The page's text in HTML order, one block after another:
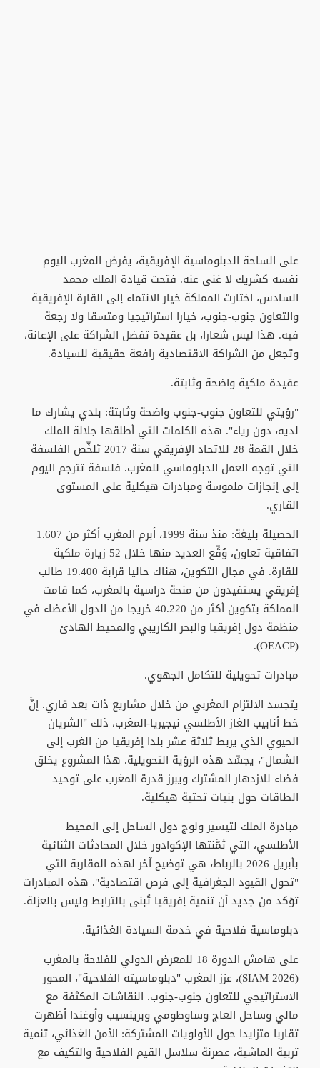
على الساحة الدبلوماسية الإفريقية، يفرض المغرب اليوم
نفسه كشريك لا غنى عنه. فتحت قيادة الملك محمد
السادس، اختارت المملكة خيار الانتماء إلى القارة الإفريقية
والتعاون جنوب-جنوب، خيارا استراتيجيا ومتسقا ولا رجعة
فيه. هذا ليس شعارا، بل عقيدة تفضل الشراكة على الإعانة،
وتجعل من الشراكة الاقتصادية رافعة حقيقية للسيادة.
عقيدة ملكية واضحة وثابتة.
"رؤيتي للتعاون جنوب-جنوب واضحة وثابتة: بلدي يشارك ما
لديه، دون رياء". هذه الكلمات التي أطلقها جلالة الملك
خلال القمة 28 للاتحاد الإفريقي سنة 2017 تَلخِّص الفلسفة
التي توجه العمل الدبلوماسي للمغرب. فلسفة تترجم اليوم
إلى إنجازات ملموسة ومبادرات هيكلية على المستوى
القاري.
الحصيلة بليغة: منذ سنة 1999، أبرم المغرب أكثر من 1.607
اتفاقية تعاون، وُقِّع العديد منها خلال 52 زيارة ملكية
للقارة. في مجال التكوين، هناك حاليا قرابة 19.400 طالب
إفريقي يستفيدون من منحة دراسية بالمغرب، كما قامت
المملكة بتكوين أكثر من 40.220 خريجا من الدول الأعضاء في
منظمة دول إفريقيا والبحر الكاريبي والمحيط الهادئ
(OEACP).
مبادرات تحويلية للتكامل الجهوي.
يتجسد الالتزام المغربي من خلال مشاريع ذات بعد قاري. إنَّ
خط أنابيب الغاز الأطلسي نيجيريا-المغرب، ذلك "الشريان
الحيوي الذي يربط ثلاثة عشر بلدا إفريقيا من الغرب إلى
الشمال"، يجسِّد هذه الرؤية التحويلية. هذا المشروع يخلق
فضاء للازدهار المشترك ويبرز قدرة المغرب على توحيد
الطاقات حول بنيات تحتية هيكلية.
مبادرة الملك لتيسير ولوج دول الساحل إلى المحيط
الأطلسي، التي ثمَّنتها الإكوادور خلال المحادثات الثنائية
بأبريل 2026 بالرباط، هي توضيح آخر لهذه المقاربة التي
"تحول القيود الجغرافية إلى فرص اقتصادية". هذه المبادرات
تؤكد من جديد أن تنمية إفريقيا تُبنى بالترابط وليس بالعزلة.
دبلوماسية فلاحية في خدمة السيادة الغذائية.
على هامش الدورة 18 للمعرض الدولي للفلاحة بالمغرب
(SIAM 2026)، عزز المغرب "دبلوماسيته الفلاحية"، المحور
الاستراتيجي للتعاون جنوب-جنوب. النقاشات المكثفة مع
مالي وساحل العاج وساوطومي وبرينسيب وأوغندا أظهرت
تقاربا متزايدا حول الأولويات المشتركة: الأمن الغذائي، تنمية
تربية الماشية، عصرنة سلاسل القيم الفلاحية والتكيف مع